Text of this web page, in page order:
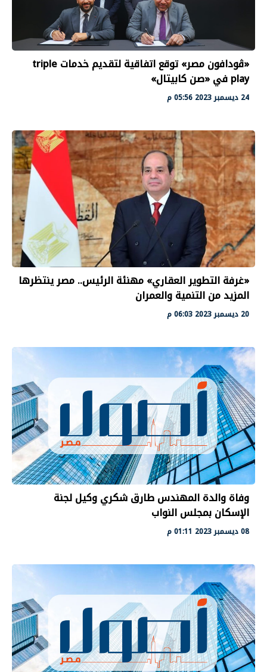
«ڤودافون مصر» توقع اتفاقية لتقديم خدمات triple
play في «صن كابيتال»
24 ديسمبر 2023 05:56 م
«غرفة التطوير العقاري» مهنئة الرئيس.. مصر ينتظرها
المزيد من التنمية والعمران
20 ديسمبر 2023 06:03 م
وفاة والدة المهندس طارق شكري وكيل لجنة
الإسكان بمجلس النواب
08 ديسمبر 2023 01:11 م